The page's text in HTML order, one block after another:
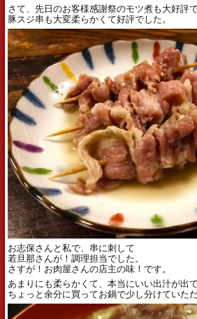
さて、先日のお客様感謝祭のモツ煮も大好評
豚スジ串も大変柔らかくて好評でした。
お志保さんと私で、串に刺して
若旦那さんが！調理担当でした。
さすが！お肉屋さんの店主の味！です。
あまりにも柔らかくて、本当にいい出汁が出
ちょっと余分に買ってお鍋で少し分けていた